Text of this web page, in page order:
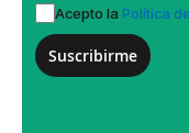
Acepto la Política
Suscribirme